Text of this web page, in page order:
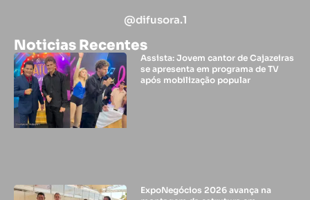
@difusora.1
Noticias Recentes
Assista: Jovem cantor de Cajazeiras
se apresenta em programa de TV
após mobilização popular
ExpoNegócios 2026 avança na